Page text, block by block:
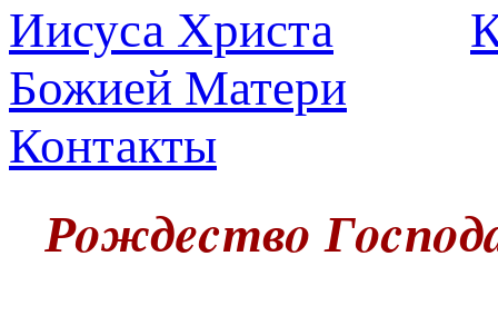
Божией Матери
Контакты
Рoждecтвo